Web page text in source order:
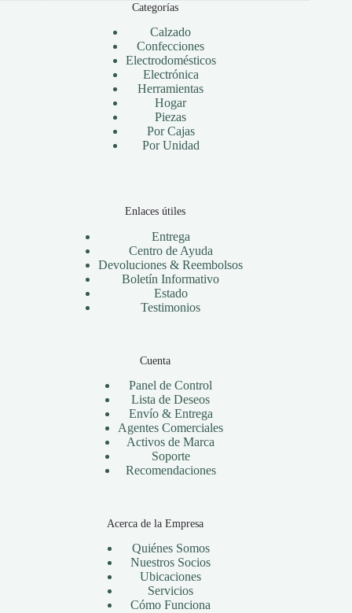
Categorías
Calzado
Confecciones
Electrodomésticos
Electrónica
Herramientas
Hogar
Piezas
Por Cajas
Por Unidad
Enlaces útiles
Entrega
Centro de Ayuda
Devoluciones & Reembolsos
Boletín Informativo
Estado
Testimonios
Cuenta
Panel de Control
Lista de Deseos
Envío & Entrega
Agentes Comerciales
Activos de Marca
Soporte
Recomendaciones
Acerca de la Empresa
Quiénes Somos
Nuestros Socios
Ubicaciones
Servicios
Cómo Funciona